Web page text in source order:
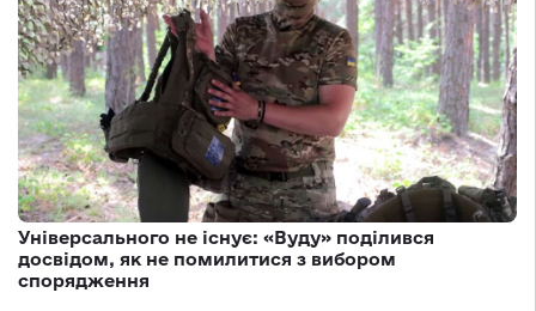
Універсального не існує: «Вуду» поділився
досвідом, як не помилитися з вибором
спорядження